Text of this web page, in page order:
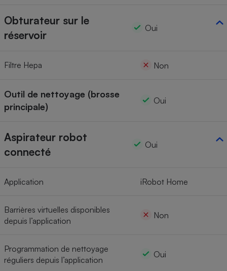
Obturateur sur le
réservoir
Oui
Filtre Hepa Non
Outil de nettoyage (brosse
principale)
Oui
Aspirateur robot
connecté
Oui
Application iRobot Home
Barrières virtuelles disponibles
depuis l’application
Non
Programmation de nettoyage
réguliers depuis l’application
Oui